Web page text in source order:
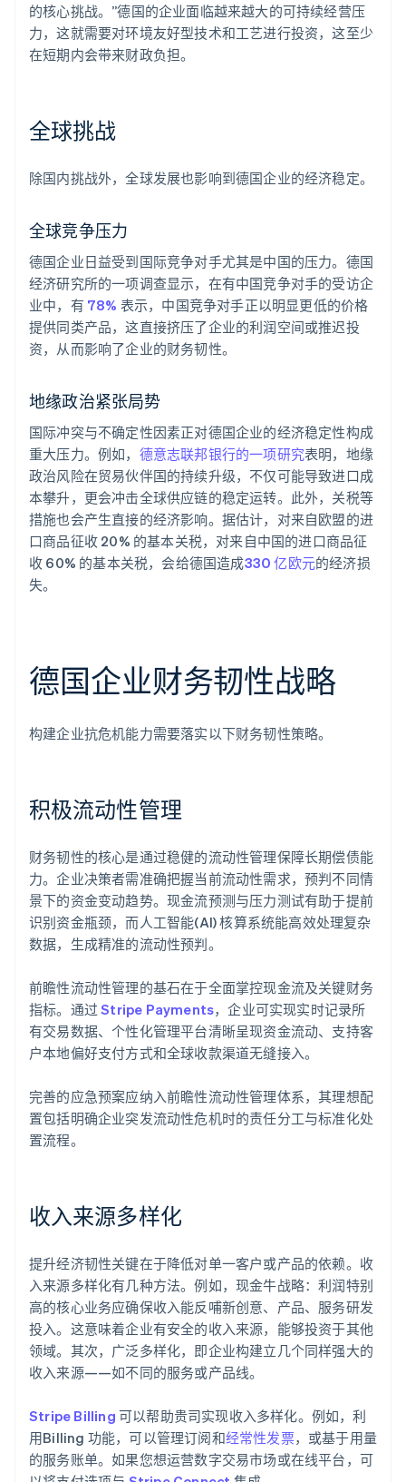
的核心挑战。”德国的企业面临越来越大的可持续经营压
力，这就需要对环境友好型技术和工艺进行投资，这至少
在短期内会带来财政负担。
全球挑战
除国内挑战外，全球发展也影响到德国企业的经济稳定。
全球竞争压力
德国企业日益受到国际竞争对手尤其是中国的压力。德国
经济研究所的一项调查显示，在有中国竞争对手的受访企
业中，有 78% 表示，中国竞争对手正以明显更低的价格
提供同类产品，这直接挤压了企业的利润空间或推迟投
资，从而影响了企业的财务韧性。
地缘政治紧张局势
国际冲突与不确定性因素正对德国企业的经济稳定性构成
重大压力。例如， 德意志联邦银行的一项研究表明，地缘
政治风险在贸易伙伴国的持续升级，不仅可能导致进口成
本攀升，更会冲击全球供应链的稳定运转。此外，关税等
措施也会产生直接的经济影响。据估计，对来自欧盟的进
口商品征收 20% 的基本关税，对来自中国的进口商品征
收 60% 的基本关税，会给德国造成330 亿欧元的经济损
失。
德国企业财务韧性战略
构建企业抗危机能力需要落实以下财务韧性策略。
积极流动性管理
财务韧性的核心是通过稳健的流动性管理保障长期偿债能
力。企业决策者需准确把握当前流动性需求，预判不同情
景下的资金变动趋势。现金流预测与压力测试有助于提前
识别资金瓶颈，而人工智能(AI) 核算系统能高效处理复杂
数据，生成精准的流动性预判。
前瞻性流动性管理的基石在于全面掌控现金流及关键财务
指标。通过Stripe Payments，企业可实现实时记录所
有交易数据、个性化管理平台清晰呈现资金流动、支持客
户本地偏好支付方式和全球收款渠道无缝接入。
完善的应急预案应纳入前瞻性流动性管理体系，其理想配
置包括明确企业突发流动性危机时的责任分工与标准化处
置流程。
收入来源多样化
提升经济韧性关键在于降低对单一客户或产品的依赖。收
入来源多样化有几种方法。例如，现金牛战略：利润特别
高的核心业务应确保收入能反哺新创意、产品、服务研发
投入。这意味着企业有安全的收入来源，能够投资于其他
领域。其次，广泛多样化，即企业构建立几个同样强大的
收入来源——如不同的服务或产品线。
Stripe Billing 可以帮助贵司实现收入多样化。例如，利
用Billing 功能，可以管理订阅和经常性发票，或基于用量
的服务账单。如果您想运营数字交易市场或在线平台，可
阿联酋